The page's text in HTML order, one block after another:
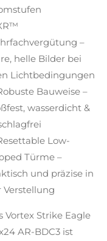
–
helle Bilder bei
Lichtbedingungen
Bauweise –
wasserdicht &
Low-
Türme –
und präzise in
Verstellung
Vortex Strike Eagle
AR-BDC3 ist